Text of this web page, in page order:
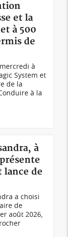
et la
à 500
de
à
System et
de la
à la
à
lance de
a choisi
de
août 2026,